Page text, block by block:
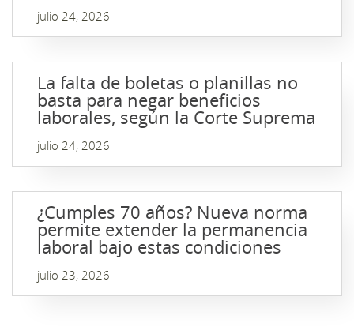
julio 24, 2026
La falta de boletas o planillas no
basta para negar beneficios
laborales, según la Corte Suprema
julio 24, 2026
¿Cumples 70 años? Nueva norma
permite extender la permanencia
laboral bajo estas condiciones
julio 23, 2026